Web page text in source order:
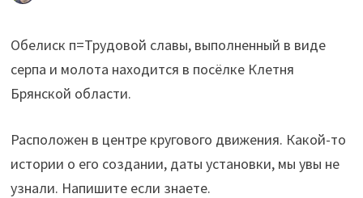
Обелиск п=Трудовой славы, выполненный в виде
серпа и молота находится в посёлке Клетня
Брянской области.
Расположен в центре кругового движения. Какой-то
истории о его создании, даты установки, мы увы не
узнали. Напишите если знаете.